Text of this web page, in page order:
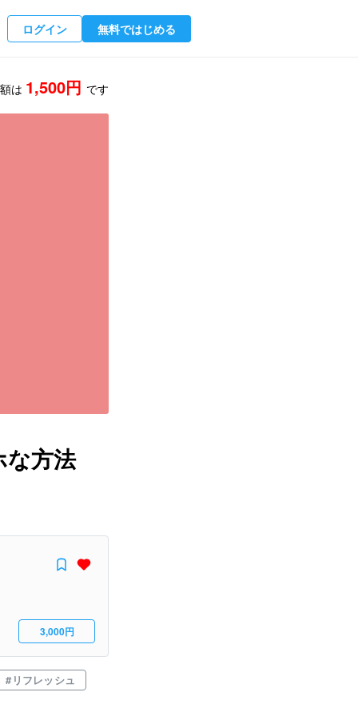
ログイン 無料ではじめる
は 1,500円 です
方法
3,000円
# リフレッシュ